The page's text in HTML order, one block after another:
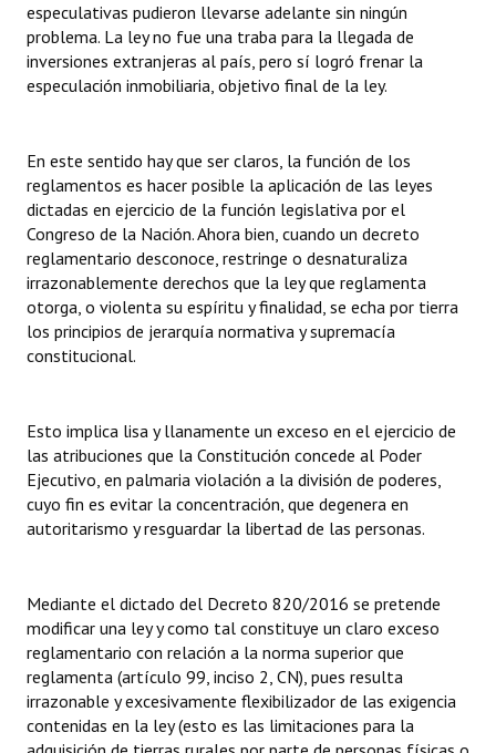
especulativas pudieron llevarse adelante sin ningún
problema. La ley no fue una traba para la llegada de
inversiones extranjeras al país, pero sí logró frenar la
especulación inmobiliaria, objetivo final de la ley.
En este sentido hay que ser claros, la función de los
reglamentos es hacer posible la aplicación de las leyes
dictadas en ejercicio de la función legislativa por el
Congreso de la Nación. Ahora bien, cuando un decreto
reglamentario desconoce, restringe o desnaturaliza
irrazonablemente derechos que la ley que reglamenta
otorga, o violenta su espíritu y finalidad, se echa por tierra
los principios de jerarquía normativa y supremacía
constitucional.
Esto implica lisa y llanamente un exceso en el ejercicio de
las atribuciones que la Constitución concede al Poder
Ejecutivo, en palmaria violación a la división de poderes,
cuyo fin es evitar la concentración, que degenera en
autoritarismo y resguardar la libertad de las personas.
Mediante el dictado del Decreto 820/2016 se pretende
modificar una ley y como tal constituye un claro exceso
reglamentario con relación a la norma superior que
reglamenta (artículo 99, inciso 2, CN), pues resulta
irrazonable y excesivamente flexibilizador de las exigencia
contenidas en la ley (esto es las limitaciones para la